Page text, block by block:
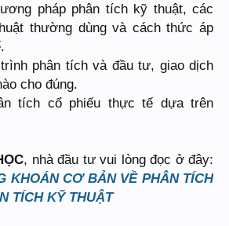
pháp phân tích kỹ thuật, các
thường dùng và cách thức áp
phân tích và đầu tư, giao dịch
cho đúng.
tích cổ phiếu thực tế dựa trên
, nhà đầu tư vui lòng đọc ở đây:
KHOÁN CƠ BẢN VỀ PHÂN TÍCH
TÍCH KỸ THUẬT